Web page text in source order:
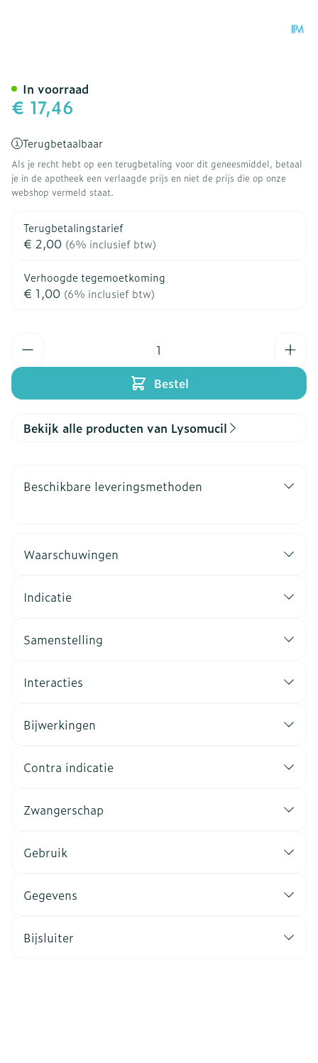
€ 17,46
Terugbetaalbaar
Als je recht hebt op een terugbetaling voor dit geneesmiddel, betaal
je in de apotheek een verlaagde prijs en niet de prijs die op onze
webshop vermeld staat.
Terugbetalingstarief
€ 2,00 (6% inclusief btw)
Verhoogde tegemoetkoming
€ 1,00 (6% inclusief btw)
Bestel
In voorraad
Bekijk alle producten van Lysomucil
Beschikbare leveringsmethoden
Waarschuwingen
Indicatie
Samenstelling
Interacties
Bijwerkingen
Contra indicatie
Zwangerschap
Gebruik
Gegevens
Bijsluiter